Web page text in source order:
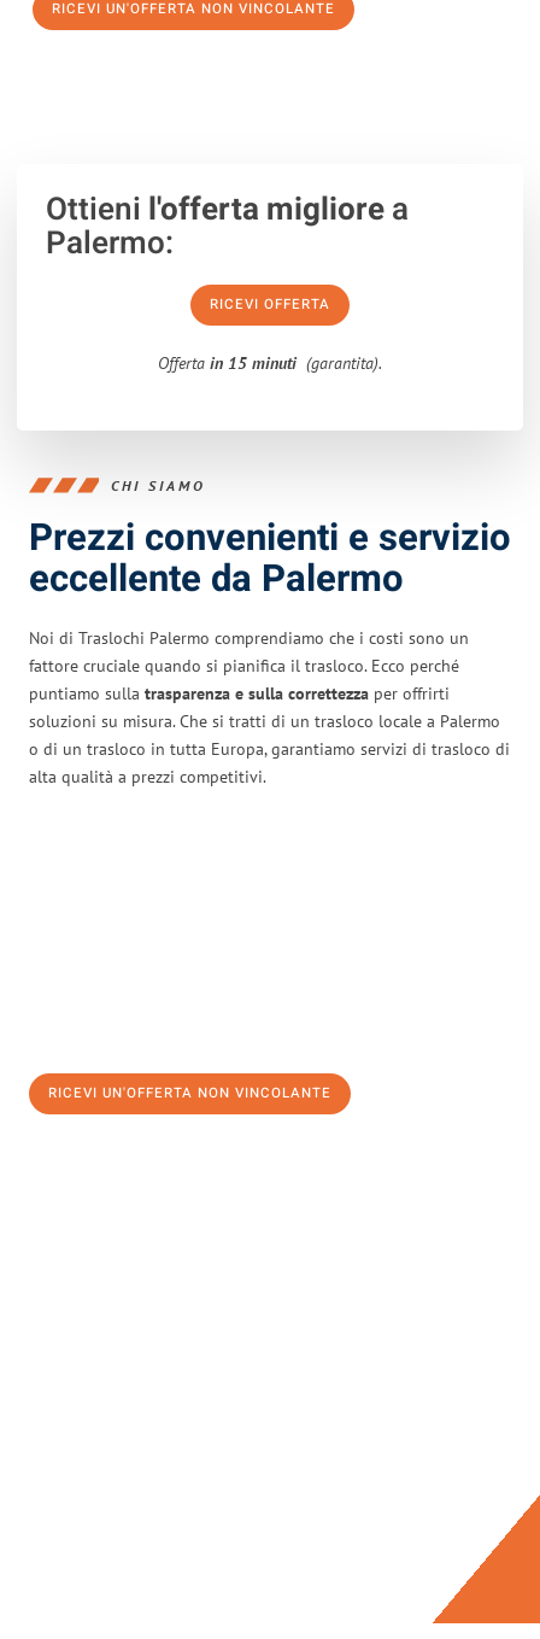
RICEVI UN'OFFERTA NON VINCOLANTE
Ottieni l'offerta migliorea
Palermo:
RICEVI OFFERTA
Offerta in 15 minuti (garantita).
CHI SIAMO
Prezzi convenienti e servizio
eccellente da Palermo
Noi di Traslochi Palermo comprendiamo che i costi sono un
fattore cruciale quando si pianifica il trasloco. Ecco perché
puntiamo sulla trasparenza e sulla correttezza per offrirti
soluzioni su misura. Che si tratti di un trasloco locale a Palermo
o di un trasloco in tutta Europa, garantiamo servizi di trasloco di
alta qualità a prezzi competitivi.
RICEVI UN'OFFERTA NON VINCOLANTE